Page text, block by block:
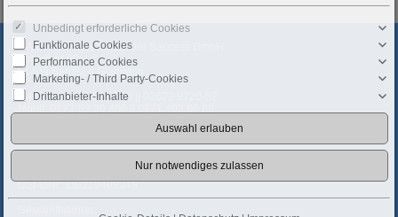
CASAVIVO eine Marke der Saccess GmbH
Birkerfeld 99
51429 Bergisch Gladbach
Telefon:02204 810 748 || 02622 9720-52
Fax: 02204 473 452 || 02622 9720-53
Steuernummer: 204/5722/1348
Handelsregisternr.: HRB 47769 Köln
USt-IdNr.: DE219409349
Unbedingt erforderliche Cookies
Funktionale Cookies
Performance Cookies
Marketing- / Third Party-Cookies
Drittanbieter-Inhalte